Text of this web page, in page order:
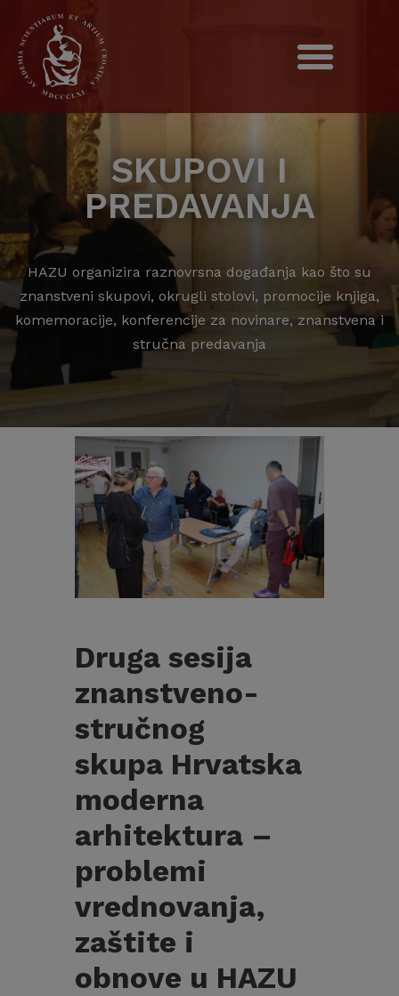
SKUPOVI I
PREDAVANJA
HAZU organizira raznovrsna događanja kao što su
znanstveni skupovi, okrugli stolovi, promocije knjiga,
komemoracije, konferencije za novinare, znanstvena i
stručna predavanja
Druga sesija
znanstveno-
stručnog
skupa Hrvatska
moderna
arhitektura –
problemi
vrednovanja,
zaštite i
obnove u HAZU